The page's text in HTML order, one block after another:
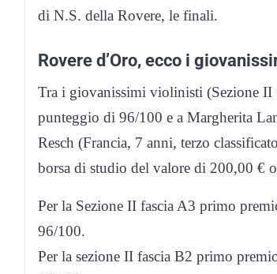
di N.S. della Rovere, le finali.
Rovere d’Oro, ecco i
Tra i giovanissimi violinisti (Sezione II
punteggio di 96/100 e a Margherita
Resch (Francia, 7 anni, terzo
borsa di studio del valore di 200,00 €
Per la Sezione II fascia A3 primo
96/100.
Per la sezione II fascia B2 primo